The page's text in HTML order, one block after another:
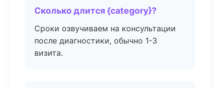
Сколько длится {category}?
Сроки озвучиваем на консультации
после диагностики, обычно 1-3
визита.